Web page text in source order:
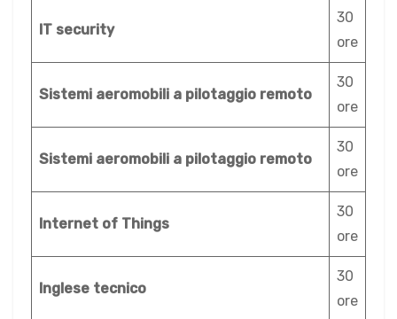
IT security
30
ore
Sistemi aeromobili a pilotaggio remoto
30
ore
Sistemi aeromobili a pilotaggio remoto
30
ore
Internet of Things
30
ore
Inglese tecnico
30
ore